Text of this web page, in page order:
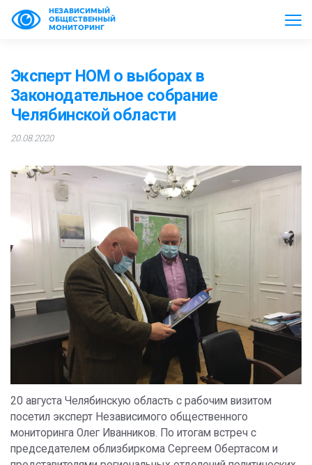
НЕЗАВИСИМЫЙ
ОБЩЕСТВЕННЫЙ
МОНИТОРИНГ
Эксперт НОМ о выборах в
Законодательное собрание
Челябинской области
20.08.2020
20 августа Челябинскую область с рабочим визитом
посетил эксперт Независимого общественного
мониторинга Олег Иванников. По итогам встреч с
председателем облизбиркома Сергеем Обертасом и